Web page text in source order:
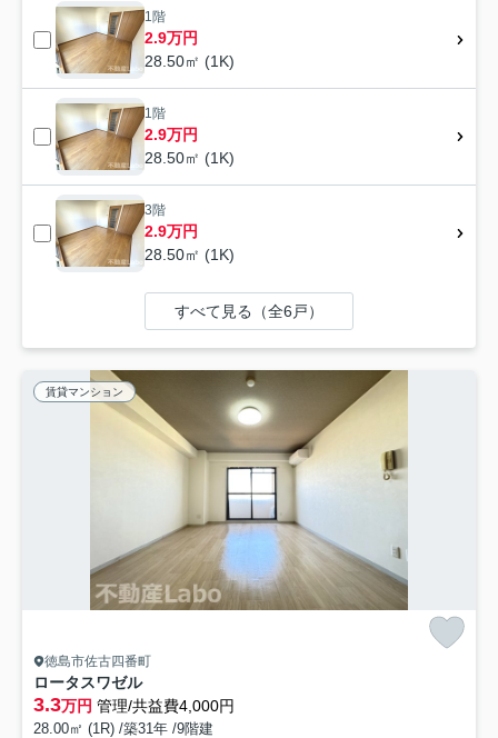
1階
2.9万円
28.50㎡ (1K)
1階
2.9万円
28.50㎡ (1K)
3階
2.9万円
28.50㎡ (1K)
すべて見る（全6戸）
賃貸マンション
徳島市佐古四番町
ロータスワゼル
3.3万円 管理/共益費4,000円
28.00㎡ (1R) /築31年 /9階建